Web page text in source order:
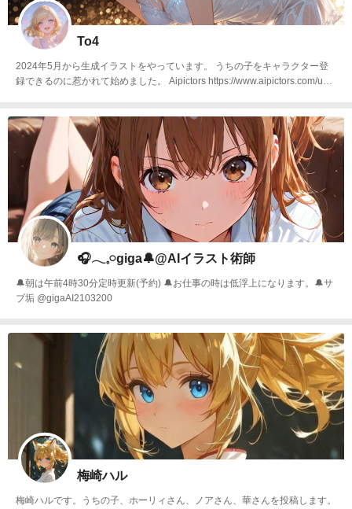
To4
2024年5月から生成イラストをやっています。 うちの子をキャラクター登
録できるのに惹かれて始めました。 Aipictors https://www.aipictors.com/user
🎧𓂃𓈒𓏸︎︎︎︎giga🔔@AIイラスト術師
🔔朝は午前4時30分定時更新(予約) 🔔お仕事の時は低浮上になります。🔔サ
ブ垢 @gigaAI2103200
梅崎ハル
梅崎ハルです。うちの子、ホーリィさん、ノアさん、華さんを投稿します。